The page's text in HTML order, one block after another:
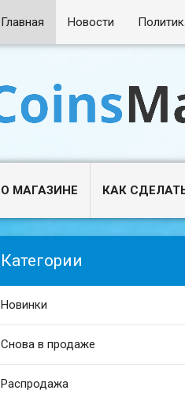
Главная Новости
О МАГАЗИНЕ КАК
Категории
Новинки
Снова в продаже
Распродажа